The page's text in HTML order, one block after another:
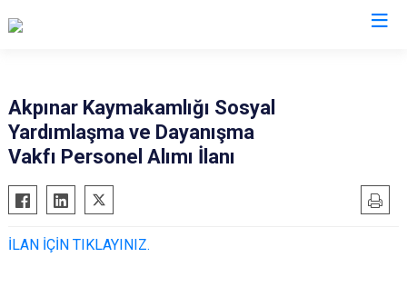
Akçakent
Boztepe
Kaman
Akpınar Kaymakamlığı Sosyal
Yardımlaşma ve Dayanışma
Vakfı Personel Alımı İlanı
İLAN İÇİN TIKLAYINIZ.